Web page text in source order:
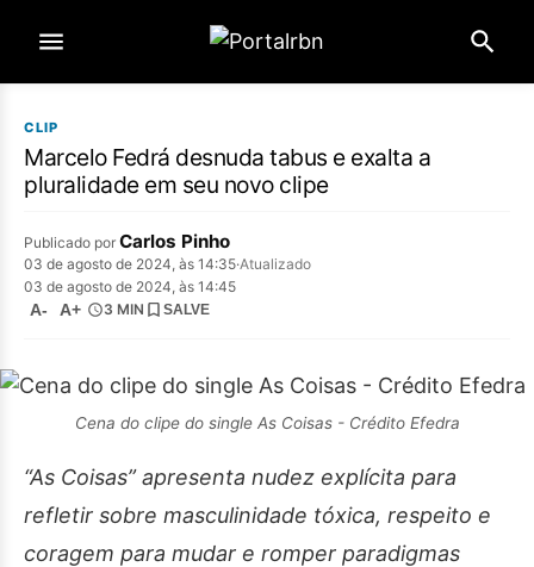
CLIP
Marcelo Fedrá desnuda tabus e exalta a
pluralidade em seu novo clipe
Publicado por Carlos Pinho
03 de agosto de 2024, às 14:35·Atualizado
03 de agosto de 2024, às 14:45
A- A+ 3 MIN SALVE
Cena do clipe do single As Coisas - Crédito Efedra
“As Coisas” apresenta nudez explícita para
refletir sobre masculinidade tóxica, respeito e
coragem para mudar e romper paradigmas